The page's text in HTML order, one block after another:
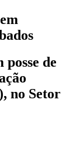
posse de
no Setor